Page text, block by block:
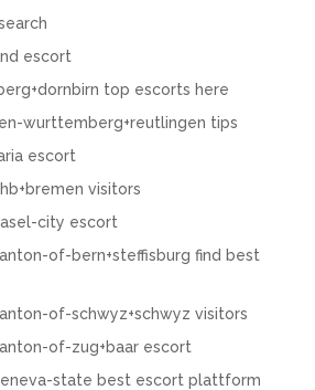
escort
top escorts here
wurttemberg+reutlingen tips
escort
visitors
city escort
of-bern+steffisburg find best
of-schwyz+schwyz visitors
of-zug+baar escort
state best escort plattform